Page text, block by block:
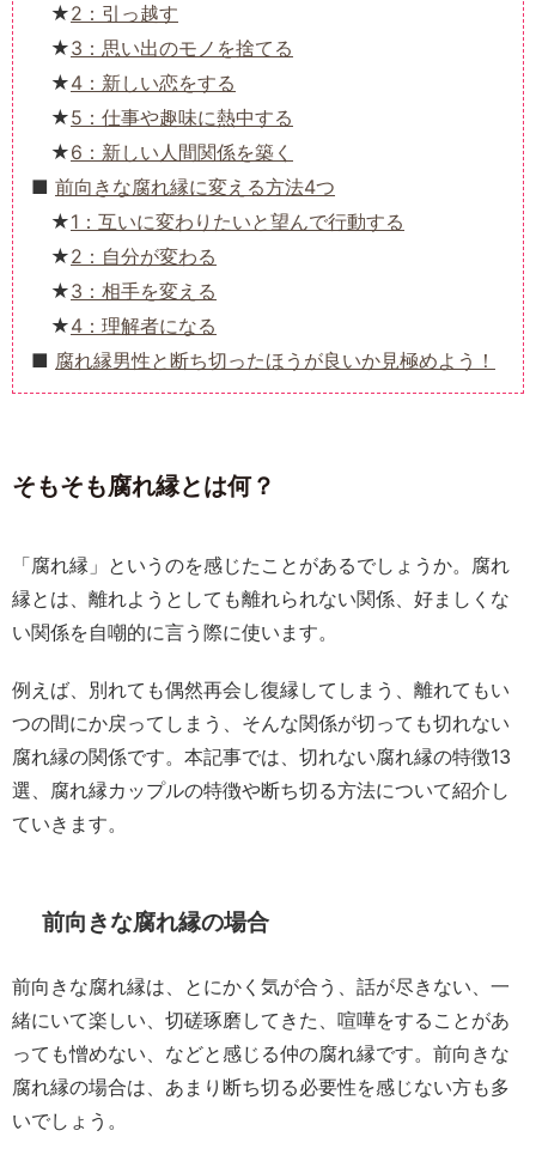
2：引っ越す
3：思い出のモノを捨てる
4：新しい恋をする
5：仕事や趣味に熱中する
6：新しい人間関係を築く
前向きな腐れ縁に変える方法4つ
1：互いに変わりたいと望んで行動する
2：自分が変わる
3：相手を変える
4：理解者になる
腐れ縁男性と断ち切ったほうが良いか見極めよう！
そもそも腐れ縁とは何？
「腐れ縁」というのを感じたことがあるでしょうか。腐れ
縁とは、離れようとしても離れられない関係、好ましくな
い関係を自嘲的に言う際に使います。
例えば、別れても偶然再会し復縁してしまう、離れてもい
つの間にか戻ってしまう、そんな関係が切っても切れない
腐れ縁の関係です。本記事では、切れない腐れ縁の特徴13
選、腐れ縁カップルの特徴や断ち切る方法について紹介し
ていきます。
前向きな腐れ縁の場合
前向きな腐れ縁は、とにかく気が合う、話が尽きない、一
緒にいて楽しい、切磋琢磨してきた、喧嘩をすることがあ
っても憎めない、などと感じる仲の腐れ縁です。前向きな
腐れ縁の場合は、あまり断ち切る必要性を感じない方も多
いでしょう。